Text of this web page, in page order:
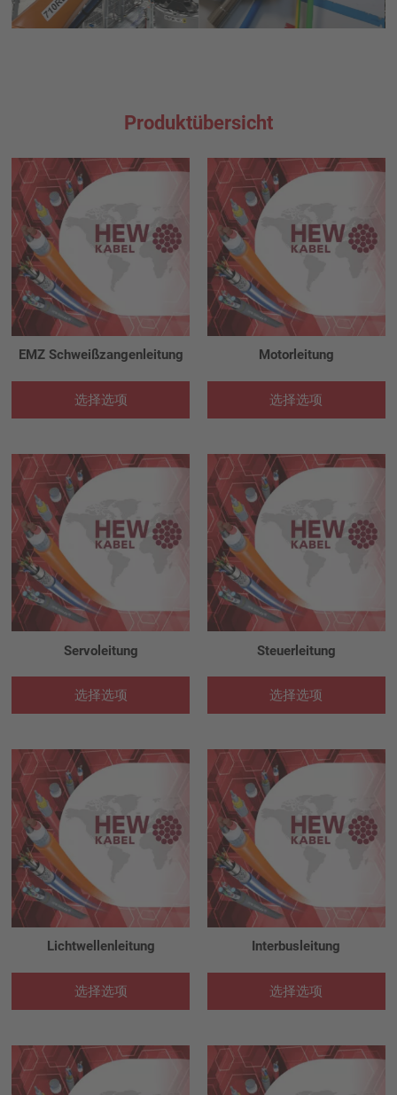
Produktübersicht
EMZ Schweißzangenleitung
选择选项
Motorleitung
选择选项
Servoleitung
选择选项
Steuerleitung
选择选项
Lichtwellenleitung
选择选项
Interbusleitung
选择选项